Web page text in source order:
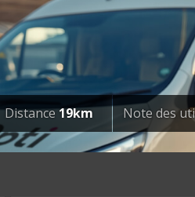
Distance19km Note des